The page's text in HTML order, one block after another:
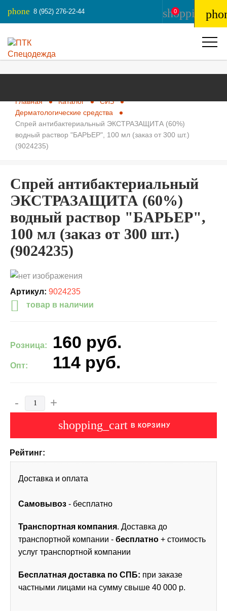
phone 8 (952) 276-22-44 0
Главная Каталог
СИЗ
Дерматологические средства
Спрей антибактериальный ЭКСТРАЗАЩИТА (60%)
водный раствор "БАРЬЕР", 100 мл (заказ от 300 шт.)
(9024235)
Спрей антибактериальный
ЭКСТРАЗАЩИТА (60%)
водный раствор "БАРЬЕР",
100 мл (заказ от 300 шт.)
(9024235)
Артикул: 9024235
товар в наличии
Розница: 160 руб.
Опт: 114 руб.
- +
shopping_cart В КОРЗИНУ
Рейтинг:
Доставка и оплата
Самовывоз - бесплатно
Транспортная компания. Доставка до
транспортной компании - бесплатно + стоимость
услуг транспортной компании
Бесплатная доставка по СПБ: при заказе
частными лицами на сумму свыше 40 000 р.